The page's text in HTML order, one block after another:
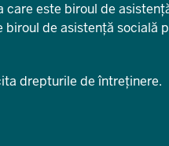
este biroul de
biroul de asistență socială
drepturile de întreținere.